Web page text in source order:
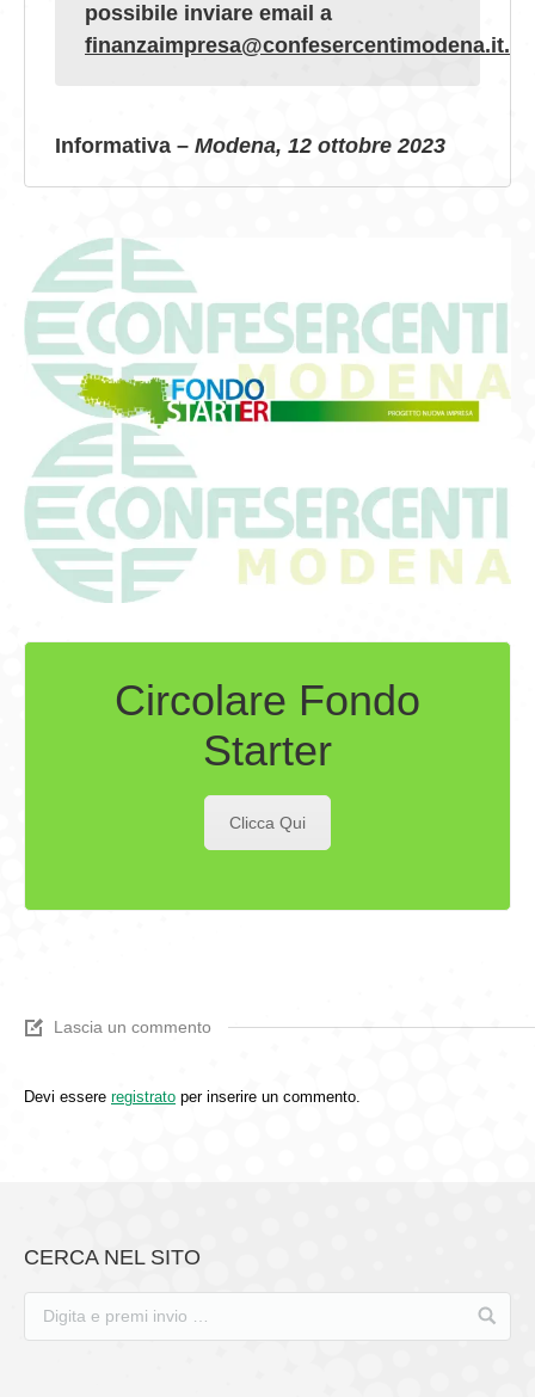
possibile inviare email a
finanzaimpresa@confesercentimodena.it.
Informativa – Modena, 12 ottobre 2023
Circolare Fondo
Starter
Clicca Qui
Lascia un commento
Devi essere registrato per inserire un commento.
CERCA NEL SITO